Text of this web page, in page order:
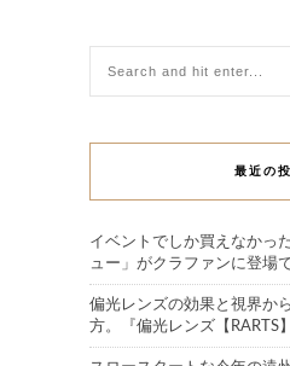
最近の
イベントでしか買えなかっ
ュー」がクラファンに登場で
偏光レンズの効果と視界か
方。『偏光レンズ【RARTS